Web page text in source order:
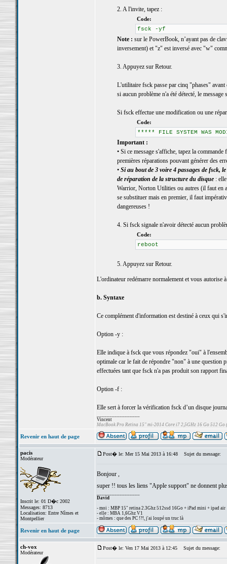
2. A l'invite, tapez :
Code:
fsck -yf
Note : sur le PowerBook, n’ayant pas de
inversement) et "z" est inversé avec "w"
3. Appuyez sur Retour.
L'utilitaire fsck passe par cinq "phases"
si aucun problème n'a été détecté, le
Si fsck effectue une modification ou une
Code:
***** FILE SYSTEM WAS
Important :
• Si ce message s'affiche, tapez la
premières réparations pouvant générer des
• Si au bout de 3 voire 4 passages de
de réparation de la structure du disque: elle
Warrior, Norton Utilities ou autres (il faut en
se substituer mais en premier, il faut
dangereuses !
4. Si fsck signale n'avoir détecté aucun
Code:
reboot
5. Appuyez sur Retour.
L'ordinateur redémarre normalement et vous autorise
b. Syntaxe
Ce complément d'information est destiné à ceux qui
Option -y :
Elle indique à fsck que vous répondez "oui" à
optimale car le fait de répondre "non" à une question
effectuées tant que fsck n'a pas produit son rapport
Option -f :
Elle sert à forcer la vérification fsck d’un disque
Vincent
MacBook Pro Retina 15" mi-2014 Core i7 2,5GHz 16 Go 512 Go
Revenir en haut de page
pacis
Modérateur
Inscrit le: 01 D�c 2002
Messages: 8713
Localisation: Entre Nîmes et
Montpellier
Post� le: Mer 15 Mai 2013 à 16:48 Sujet du message:
Bonjour ,
super !! tous les liens "Apple support" ne donnent
David
- moi : MBP 15" retina 2.3Ghz 512ssd 16Go + iPad mini + ipad air
- elle : MBA 1,6Ghz V1
- mômes : que des PC !?!, j'ai loupé un truc là
Revenir en haut de page
ch-vox
Modérateur
Post� le: Ven 17 Mai 2013 à 12:45 Sujet du message: